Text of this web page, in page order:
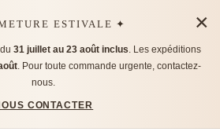
ESTIVALE ✦
31 juillet au 23 août inclus. Les expéditions
. Pour toute commande urgente, contactez-
nous.
CONTACTER
×